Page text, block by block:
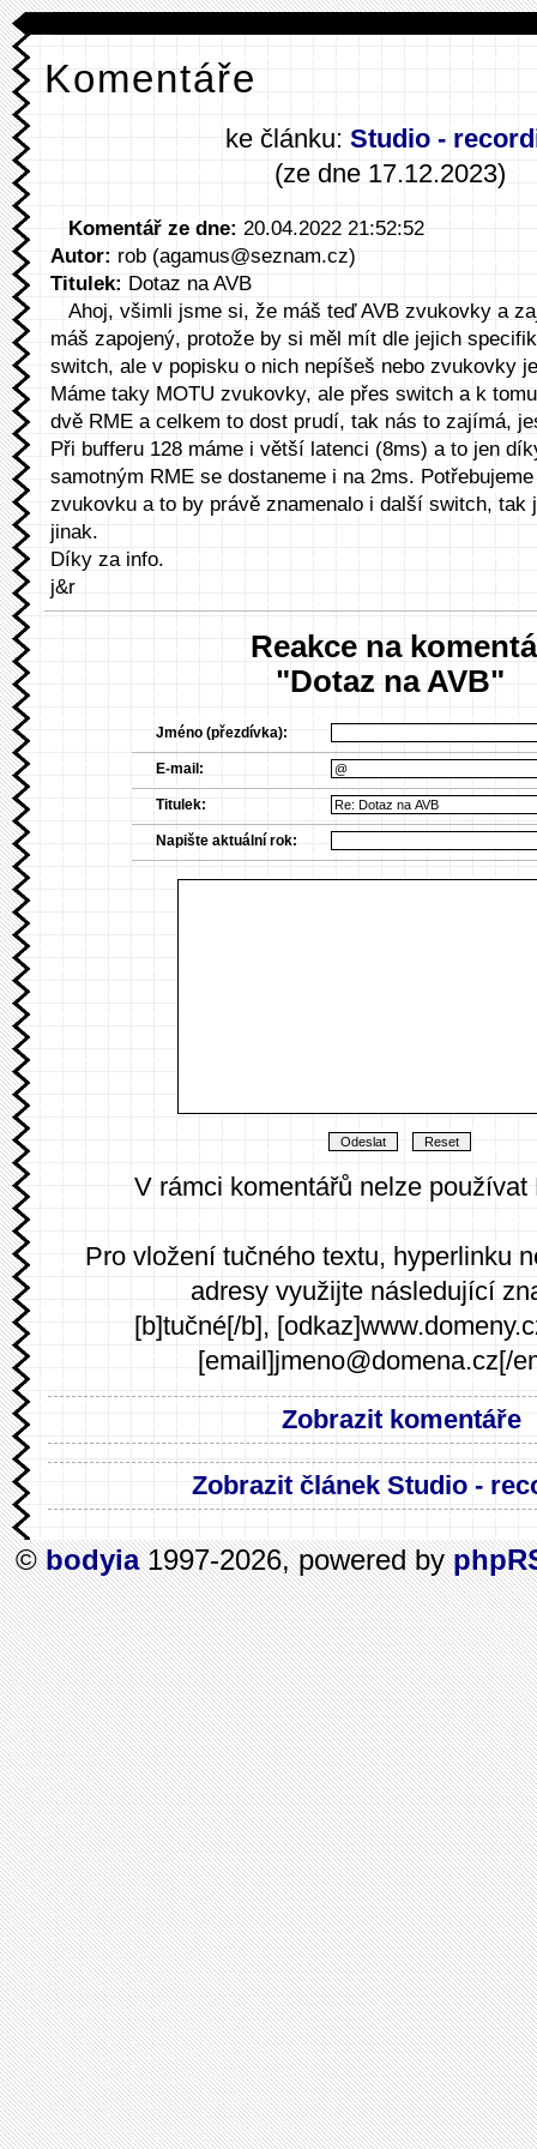
Komentáře
ke článku: Studio -
(ze dne 17.12.2023)
Komentář ze dne: 20.04.2022 21:52:52
Autor: rob (agamus@seznam.cz)
Titulek: Dotaz na AVB
Ahoj, všimli jsme si, že máš teď AVB zvukovky a
máš zapojený, protože by si měl mít dle jejich
switch, ale v popisku o nich nepíšeš nebo zvukovky
Máme taky MOTU zvukovky, ale přes switch a k
dvě RME a celkem to dost prudí, tak nás to zajímá,
Při bufferu 128 máme i větší latenci (8ms) a to jen
samotným RME se dostaneme i na 2ms.
zvukovku a to by právě znamenalo i další switch, tak
jinak.
Díky za info.
j&r
Reakce na
"Dotaz na AVB"
Jméno (přezdívka):
E-mail:
Titulek:
Napište aktuální rok:
V rámci komentářů nelze používat
Pro vložení tučného textu, hyperlinku
adresy využijte následující
[b]tučné[/b],
[email]jmeno@domena.cz[/
Zobrazit komentáře
Zobrazit článek Studio -
©bodyia1997-2026, powered by